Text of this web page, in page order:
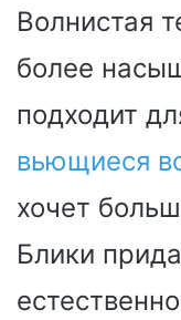
Волнистая
более
подходит
вьющиеся
хочет
Блики